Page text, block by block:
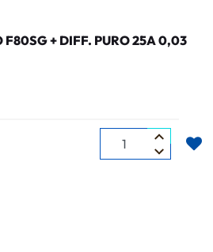
+ DIFF. PURO 25A 0,03